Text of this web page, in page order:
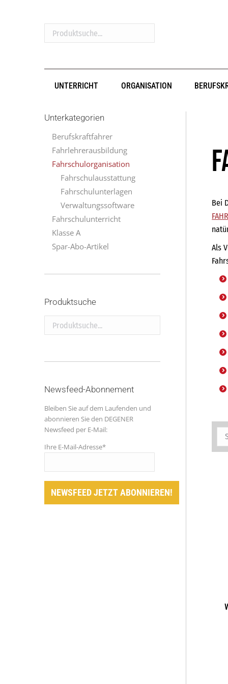
Produktsuche...
UNTERRICHT ORGANISATION
Bei
Als
Unterkategorien
Berufskraftfahrer
Fahrlehrerausbildung
Fahrschulorganisation
Fahrschulausstattung
Fahrschulunterlagen
Verwaltungssoftware
Fahrschulunterricht
Klasse A
Spar-Abo-Artikel
Produktsuche
Produktsuche...
Newsfeed-Abonnement
Bleiben Sie auf dem Laufenden und
abonnieren Sie den DEGENER
Newsfeed per E-Mail:
Ihre E-Mail-Adresse*